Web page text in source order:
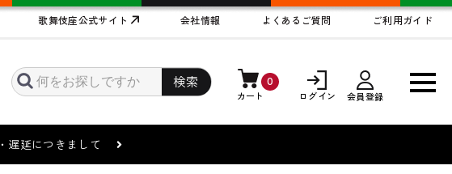
歌舞伎座公式サイト 会社情報 よくあるご質問 ご利用ガイド
検索 0
カート ログイン 会員登録
遅延につきまして